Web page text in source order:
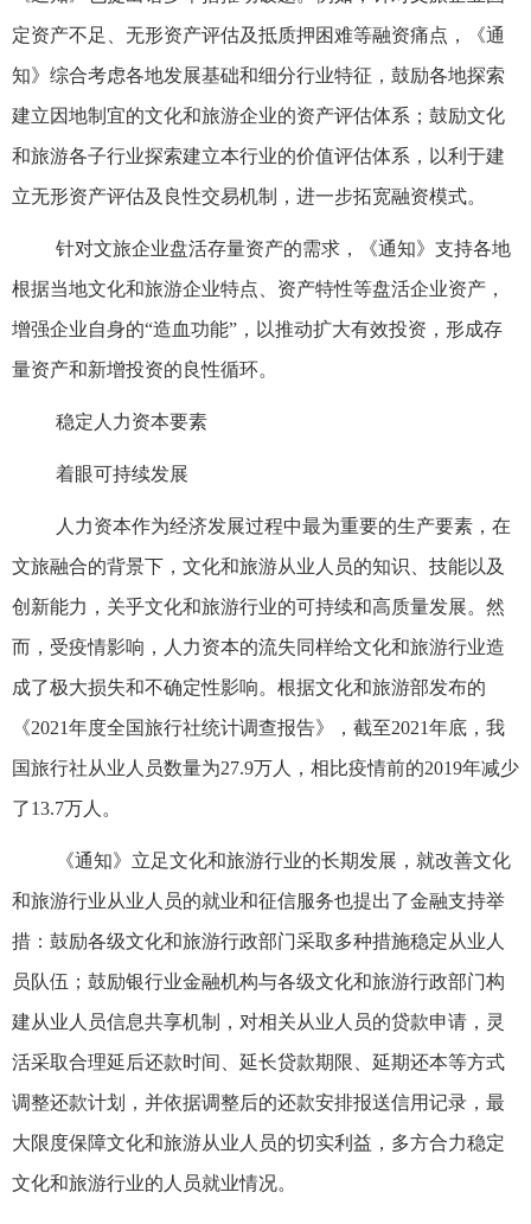
定资产不足、无形资产评估及抵质押困难等融资痛点，《通
知》综合考虑各地发展基础和细分行业特征，鼓励各地探索
建立因地制宜的文化和旅游企业的资产评估体系；鼓励文化
和旅游各子行业探索建立本行业的价值评估体系，以利于建
立无形资产评估及良性交易机制，进一步拓宽融资模式。
针对文旅企业盘活存量资产的需求，《通知》支持各地
根据当地文化和旅游企业特点、资产特性等盘活企业资产，
增强企业自身的“造血功能”，以推动扩大有效投资，形成存
量资产和新增投资的良性循环。
稳定人力资本要素
着眼可持续发展
人力资本作为经济发展过程中最为重要的生产要素，在
文旅融合的背景下，文化和旅游从业人员的知识、技能以及
创新能力，关乎文化和旅游行业的可持续和高质量发展。然
而，受疫情影响，人力资本的流失同样给文化和旅游行业造
成了极大损失和不确定性影响。根据文化和旅游部发布的
《2021年度全国旅行社统计调查报告》，截至2021年底，我
国旅行社从业人员数量为27.9万人，相比疫情前的2019年减少
了13.7万人。
《通知》立足文化和旅游行业的长期发展，就改善文化
和旅游行业从业人员的就业和征信服务也提出了金融支持举
措：鼓励各级文化和旅游行政部门采取多种措施稳定从业人
员队伍；鼓励银行业金融机构与各级文化和旅游行政部门构
建从业人员信息共享机制，对相关从业人员的贷款申请，灵
活采取合理延后还款时间、延长贷款期限、延期还本等方式
调整还款计划，并依据调整后的还款安排报送信用记录，最
大限度保障文化和旅游从业人员的切实利益，多方合力稳定
文化和旅游行业的人员就业情况。